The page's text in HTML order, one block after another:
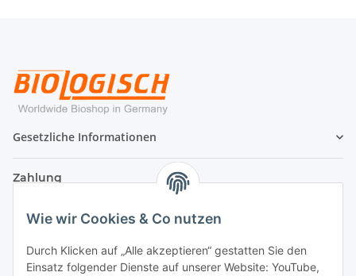
Wie wir Cookies & Co nutzen
Durch Klicken auf „Alle akzeptieren“ gestatten Sie den
Einsatz folgender Dienste auf unserer Website: YouTube,
Gesetzliche Informationen
Zahlung